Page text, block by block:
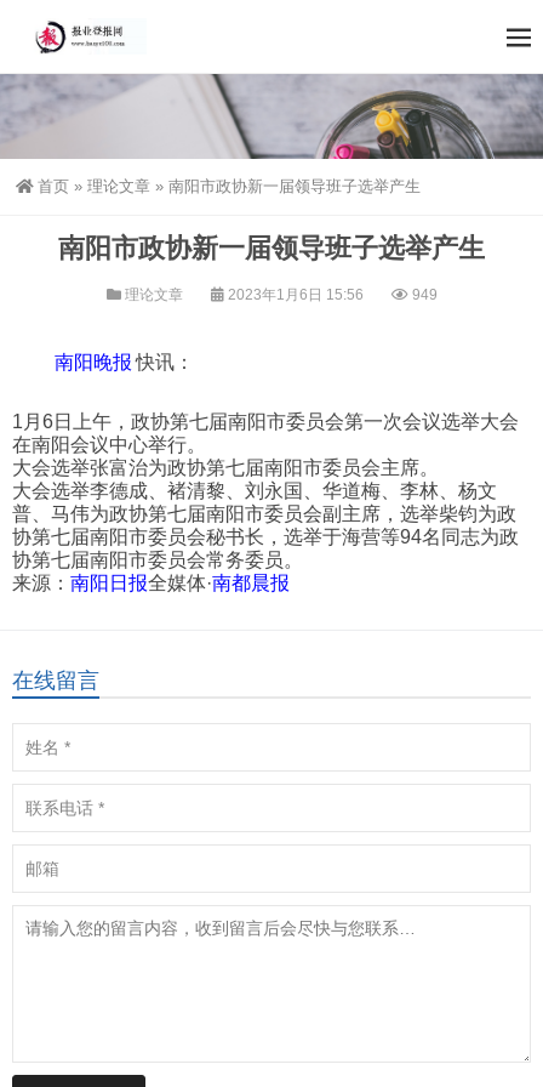
首页 » 理论文章 » 南阳市政协新一届领导班子选举产生
南阳市政协新一届领导班子选举产生
理论文章 2023年1月6日 15:56 949
南阳晚报 快讯：
1月6日上午，政协第七届南阳市委员会第一次会议选举大会
在南阳会议中心举行。
大会选举张富治为政协第七届南阳市委员会主席。
大会选举李德成、褚清黎、刘永国、华道梅、李林、杨文
普、马伟为政协第七届南阳市委员会副主席，选举柴钧为政
协第七届南阳市委员会秘书长，选举于海营等94名同志为政
协第七届南阳市委员会常务委员。
来源： 南阳日报全媒体·南都晨报
在线留言